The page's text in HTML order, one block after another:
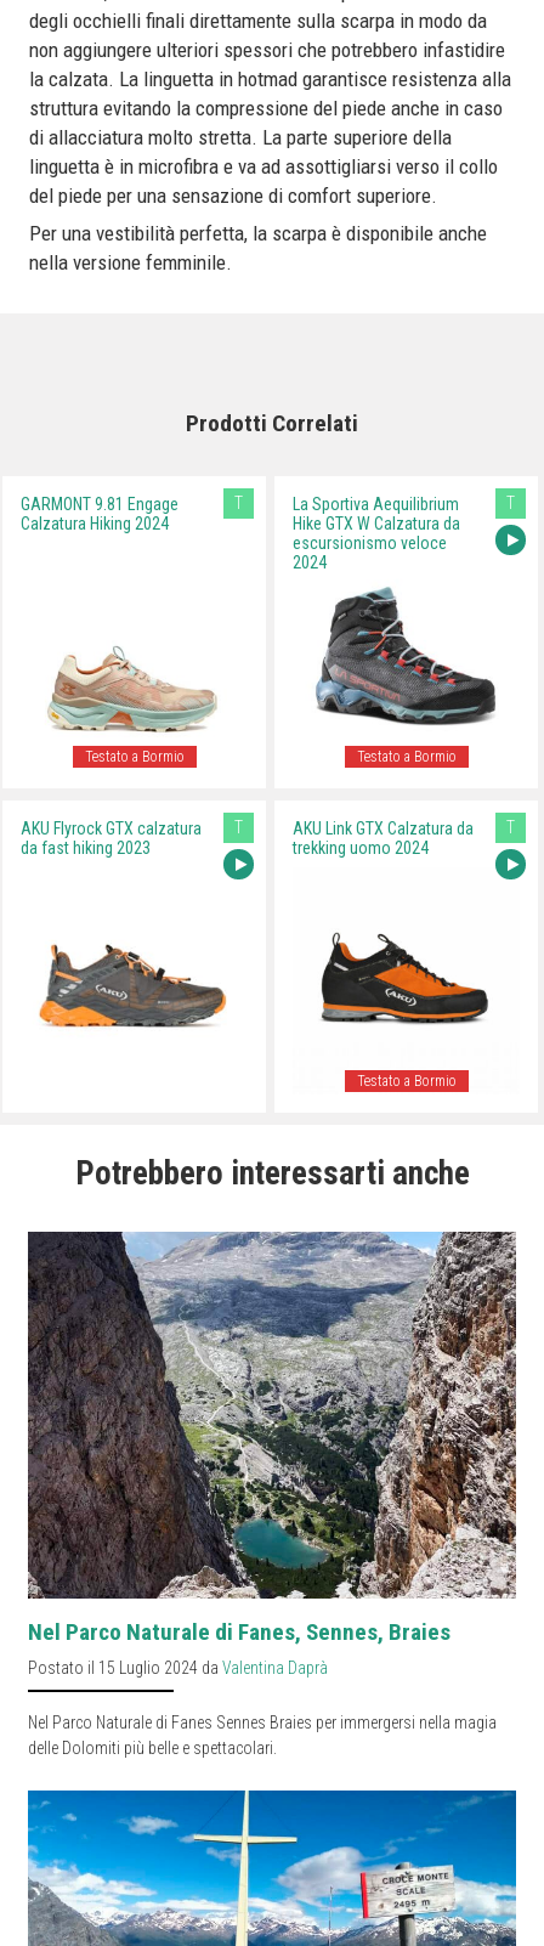
degli occhielli finali direttamente sulla scarpa in modo da
non aggiungere ulteriori spessori che potrebbero infastidire
la calzata. La linguetta in hotmad garantisce resistenza alla
struttura evitando la compressione del piede anche in caso
di allacciatura molto stretta. La parte superiore della
linguetta è in microfibra e va ad assottigliarsi verso il collo
del piede per una sensazione di comfort superiore.
Per una vestibilità perfetta, la scarpa è disponibile anche
nella versione femminile.
Prodotti Correlati
GARMONT 9.81 Engage
Calzatura Hiking 2024
T
Testato a Bormio
La Sportiva Aequilibrium
Hike GTX W Calzatura da
escursionismo veloce
2024
T
Testato a Bormio
AKU Flyrock GTX calzatura
da fast hiking 2023
T
AKU Link GTX Calzatura da
trekking uomo 2024
T
Testato a Bormio
Potrebbero interessarti anche
Nel Parco Naturale di Fanes, Sennes, Braies
Postato il 15 Luglio 2024 da Valentina Daprà
Nel Parco Naturale di Fanes Sennes Braies per immergersi nella magia
delle Dolomiti più belle e spettacolari.